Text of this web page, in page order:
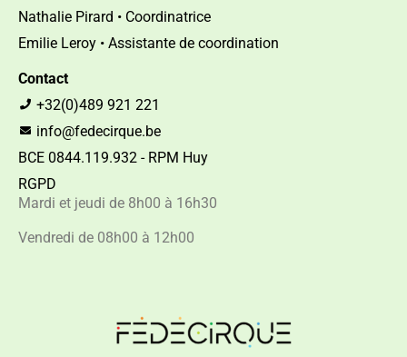
Nathalie Pirard • Coordinatrice
Emilie Leroy • Assistante de coordination
Contact
+32(0)489 921 221
info@fedecirque.be
BCE 0844.119.932 - RPM Huy
RGPD
Mardi et jeudi de 8h00 à 16h30
Vendredi de 08h00 à 12h00